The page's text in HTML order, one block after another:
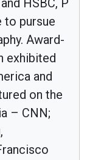
HSBC, P
to pursue
Award-
exhibited
and
on the
– CNN;